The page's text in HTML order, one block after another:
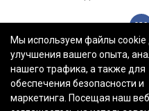
ООО «ФЕРСТ МАСТЕР» —
публичной офертой.
Мы используем файлы cookie
улучшения вашего опыта,
нашего трафика, а также для
обеспечения безопасности и
маркетинга. Посещая наш